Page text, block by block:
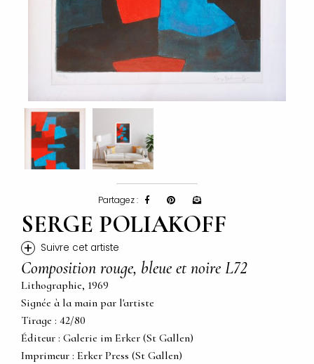
Partagez :
SERGE POLIAKOFF
+ Suivre cet artiste
Composition rouge, bleue et noire L72
Lithographie, 1969
Signée à la main par l'artiste
Tirage : 42/80
Éditeur : Galerie im Erker (St Gallen)
Imprimeur : Erker Press (St Gallen)